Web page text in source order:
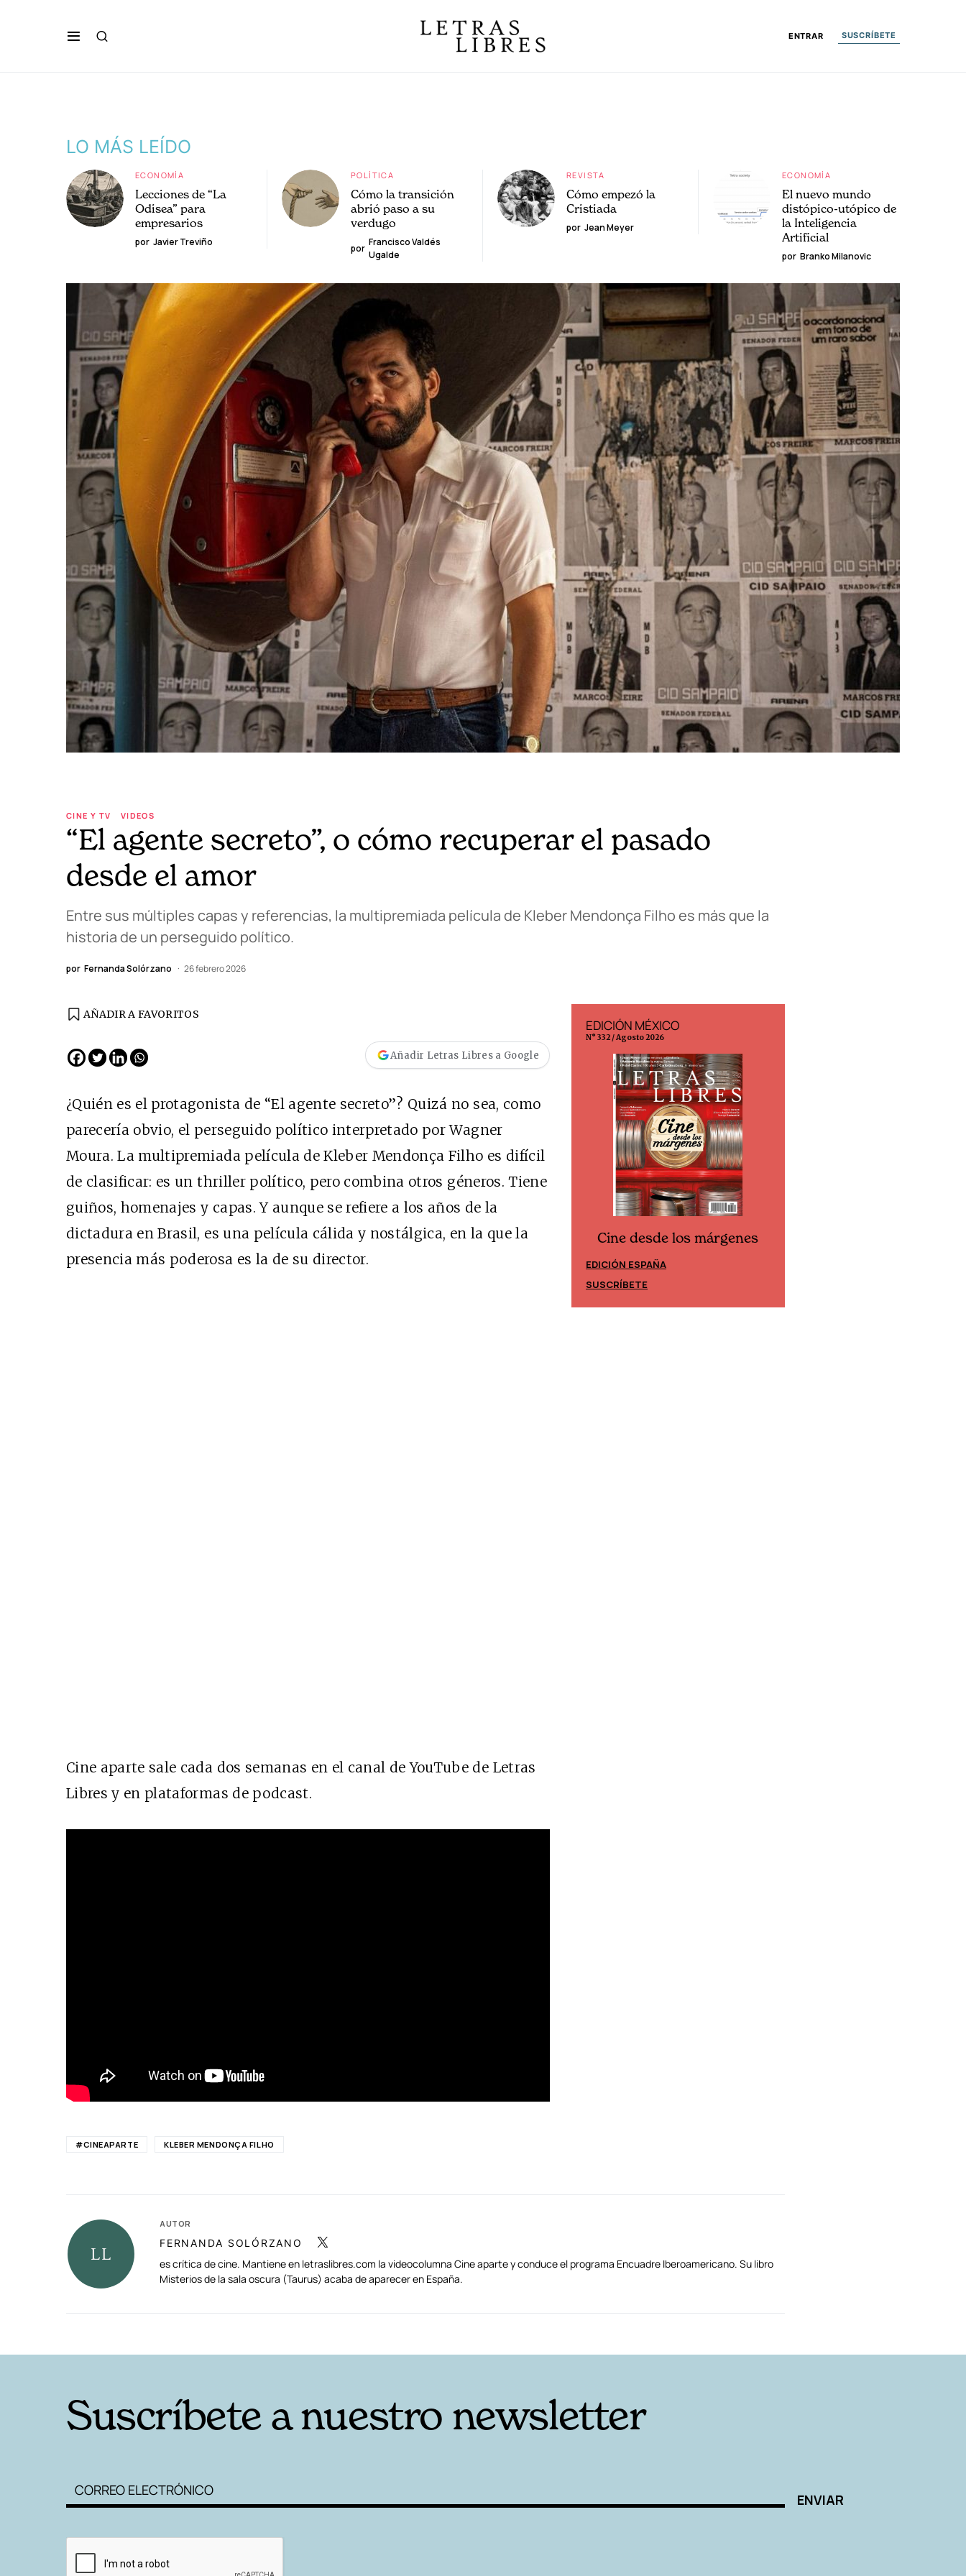
ENTRAR SUSCRÍBETE
LO MÁS LEÍDO
ECONOMÍA
Lecciones de “La
Odisea” para
empresarios
por Javier Treviño
POLÍTICA
Cómo la transición
abrió paso a su
verdugo
por
Francisco Valdés
Ugalde
REVISTA
Cómo empezó la
Cristiada
por Jean Meyer
ECONOMÍA
El nuevo mundo
distópico-utópico de
la Inteligencia
Artificial
por Branko Milanovic
CINE Y TV VIDEOS
“El agente secreto”, o cómo recuperar el pasado
desde el amor
Entre sus múltiples capas y referencias, la multipremiada película de Kleber Mendonça Filho es más que la
historia de un perseguido político.
por Fernanda Solórzano 26 febrero 2026
AÑADIR A FAVORITOS
Añadir Letras Libres a Google
¿Quién es el protagonista de “El agente secreto”? Quizá no sea, como
parecería obvio, el perseguido político interpretado por Wagner
Moura. La multipremiada película de Kleber Mendonça Filho es difícil
de clasificar: es un thriller político, pero combina otros géneros. Tiene
guiños, homenajes y capas. Y aunque se refiere a los años de la
dictadura en Brasil, es una película cálida y nostálgica, en la que la
presencia más poderosa es la de su director.
Cine aparte sale cada dos semanas en el canal de YouTube de Letras
Libres y en plataformas de podcast.
Cine desde los márgenes
EDICIÓN MÉXICO
N° 332 / Agosto 2026
Cine desde los márgenes
EDICIÓN ESPAÑA
SUSCRÍBETE
#CINEAPARTE KLEBER MENDONÇA FILHO
AUTOR
FERNANDA SOLÓRZANO
es crítica de cine. Mantiene en letraslibres.com la videocolumna Cine aparte y conduce el programa Encuadre Iberoamericano. Su libro
Misterios de la sala oscura (Taurus) acaba de aparecer en España.
Suscríbete a nuestro newsletter